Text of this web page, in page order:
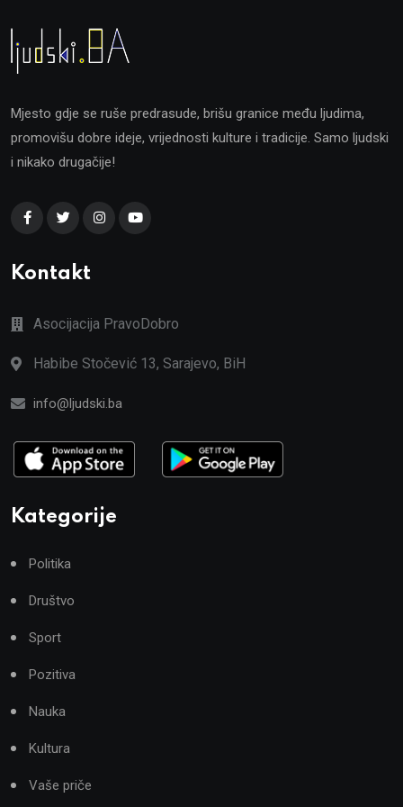
Mjesto gdje se ruše predrasude, brišu granice među ljudima,
promovišu dobre ideje, vrijednosti kulture i tradicije. Samo ljudski
i nikako drugačije!
Kontakt
Asocijacija PravoDobro
Habibe Stočević 13, Sarajevo, BiH
info@ljudski.ba
Kategorije
Politika
Društvo
Sport
Pozitiva
Nauka
Kultura
Vaše priče